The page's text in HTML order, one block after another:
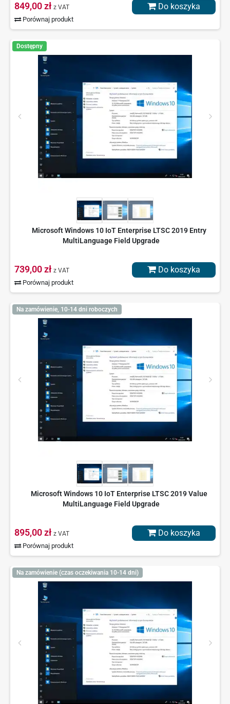
849,00 zł z VAT
Porównaj produkt
Do koszyka
Dostępny
Microsoft Windows 10 IoT Enterprise LTSC 2019 Entry
MultiLanguage Field Upgrade
739,00 zł z VAT
Porównaj produkt
Do koszyka
Na zamówienie, 10-14 dni roboczych
Microsoft Windows 10 IoT Enterprise LTSC 2019 Value
MultiLanguage Field Upgrade
895,00 zł z VAT
Porównaj produkt
Do koszyka
Na zamówienie (czas oczekiwania 10-14 dni)